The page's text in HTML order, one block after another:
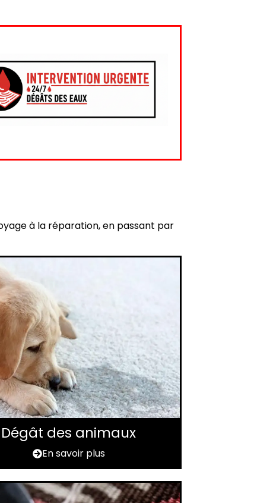
à la réparation, en passant par
Dégât des animaux
En savoir plus